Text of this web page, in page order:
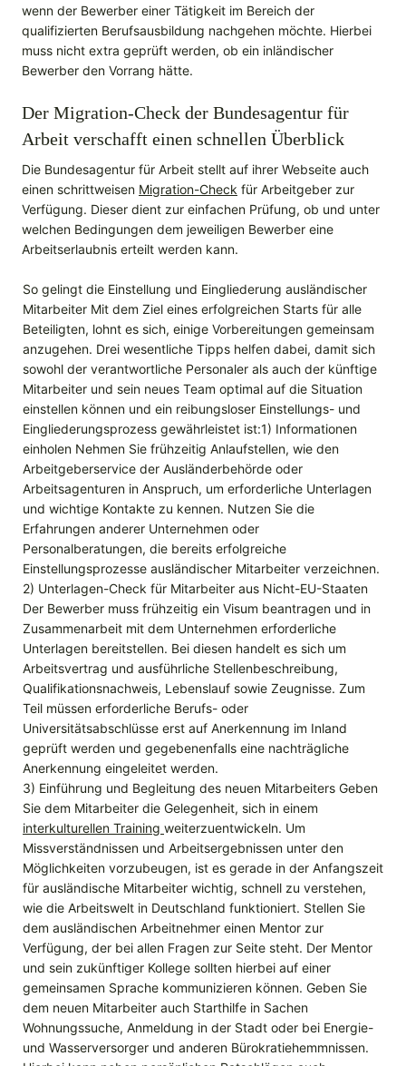
wenn der Bewerber einer Tätigkeit im Bereich der
qualifizierten Berufsausbildung nachgehen möchte. Hierbei
muss nicht extra geprüft werden, ob ein inländischer
Bewerber den Vorrang hätte.
Der Migration-Check der Bundesagentur für
Arbeit verschafft einen schnellen Überblick
Die Bundesagentur für Arbeit stellt auf ihrer Webseite auch
einen schrittweisen Migration-Check für Arbeitgeber zur
Verfügung. Dieser dient zur einfachen Prüfung, ob und unter
welchen Bedingungen dem jeweiligen Bewerber eine
Arbeitserlaubnis erteilt werden kann.
So gelingt die Einstellung und Eingliederung ausländischer
Mitarbeiter Mit dem Ziel eines erfolgreichen Starts für alle
Beteiligten, lohnt es sich, einige Vorbereitungen gemeinsam
anzugehen. Drei wesentliche Tipps helfen dabei, damit sich
sowohl der verantwortliche Personaler als auch der künftige
Mitarbeiter und sein neues Team optimal auf die Situation
einstellen können und ein reibungsloser Einstellungs- und
Eingliederungsprozess gewährleistet ist:1) Informationen
einholen Nehmen Sie frühzeitig Anlaufstellen, wie den
Arbeitgeberservice der Ausländerbehörde oder
Arbeitsagenturen in Anspruch, um erforderliche Unterlagen
und wichtige Kontakte zu kennen. Nutzen Sie die
Erfahrungen anderer Unternehmen oder
Personalberatungen, die bereits erfolgreiche
Einstellungsprozesse ausländischer Mitarbeiter verzeichnen.
2) Unterlagen-Check für Mitarbeiter aus Nicht-EU-Staaten
Der Bewerber muss frühzeitig ein Visum beantragen und in
Zusammenarbeit mit dem Unternehmen erforderliche
Unterlagen bereitstellen. Bei diesen handelt es sich um
Arbeitsvertrag und ausführliche Stellenbeschreibung,
Qualifikationsnachweis, Lebenslauf sowie Zeugnisse. Zum
Teil müssen erforderliche Berufs- oder
Universitätsabschlüsse erst auf Anerkennung im Inland
geprüft werden und gegebenenfalls eine nachträgliche
Anerkennung eingeleitet werden.
3) Einführung und Begleitung des neuen Mitarbeiters Geben
Sie dem Mitarbeiter die Gelegenheit, sich in einem
interkulturellen Training weiterzuentwickeln. Um
Missverständnissen und Arbeitsergebnissen unter den
Möglichkeiten vorzubeugen, ist es gerade in der Anfangszeit
für ausländische Mitarbeiter wichtig, schnell zu verstehen,
wie die Arbeitswelt in Deutschland funktioniert. Stellen Sie
dem ausländischen Arbeitnehmer einen Mentor zur
Verfügung, der bei allen Fragen zur Seite steht. Der Mentor
und sein zukünftiger Kollege sollten hierbei auf einer
gemeinsamen Sprache kommunizieren können. Geben Sie
dem neuen Mitarbeiter auch Starthilfe in Sachen
Wohnungssuche, Anmeldung in der Stadt oder bei Energie-
und Wasserversorger und anderen Bürokratiehemmnissen.